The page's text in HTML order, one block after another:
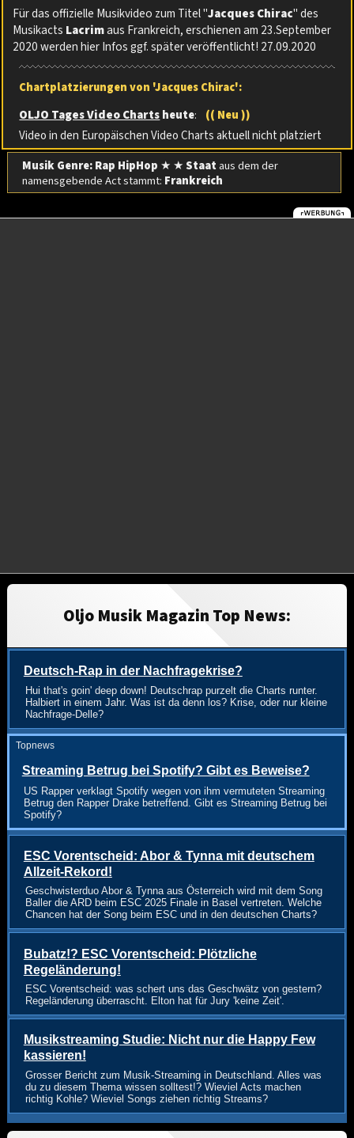
Für das offizielle Musikvideo zum Titel "Jacques Chirac" des
Musikacts Lacrimaus Frankreich, erschienen am 23.September
2020 werden hier Infos ggf. später veröffentlicht! 27.09.2020
Chartplatzierungen von 'Jacques Chirac':
OLJO Tages Video Chartsheute:
(( Neu ))
Video in den Europäischen Video Charts aktuell nicht platziert
Musik Genre: Rap HipHop ★ ★Staataus dem der
namensgebende Act stammt: Frankreich
Oljo Musik Magazin Top News:
Deutsch-Rap in der Nachfragekrise?
Hui that's goin' deep down! Deutschrap purzelt die Charts runter.
Halbiert in einem Jahr. Was ist da denn los? Krise, oder nur kleine
Nachfrage-Delle?
Topnews
Streaming Betrug bei Spotify? Gibt es Beweise?
US Rapper verklagt Spotify wegen von ihm vermuteten Streaming
Betrug den Rapper Drake betreffend. Gibt es Streaming Betrug bei
Spotify?
ESC Vorentscheid: Abor & Tynna mit deutschem
Allzeit-Rekord!
Geschwisterduo Abor & Tynna aus Österreich wird mit dem Song
Baller die ARD beim ESC 2025 Finale in Basel vertreten. Welche
Chancen hat der Song beim ESC und in den deutschen Charts?
Bubatz!? ESC Vorentscheid: Plötzliche
Regeländerung!
ESC Vorentscheid: was schert uns das Geschwätz von gestern?
Regeländerung überrascht. Elton hat für Jury 'keine Zeit'.
Musikstreaming Studie: Nicht nur die Happy Few
kassieren!
Grosser Bericht zum Musik-Streaming in Deutschland. Alles was
du zu diesem Thema wissen solltest!? Wieviel Acts machen
richtig Kohle? Wieviel Songs ziehen richtig Streams?